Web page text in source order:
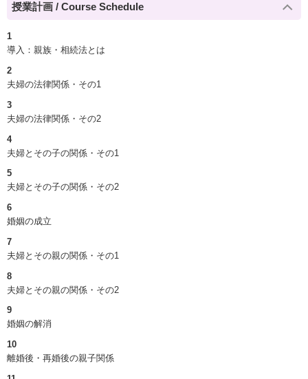
授業計画 / Course Schedule
1
導入：親族・相続法とは
2
夫婦の法律関係・その1
3
夫婦の法律関係・その2
4
夫婦とその子の関係・その1
5
夫婦とその子の関係・その2
6
婚姻の成立
7
夫婦とその親の関係・その1
8
夫婦とその親の関係・その2
9
婚姻の解消
10
離婚後・再婚後の親子関係